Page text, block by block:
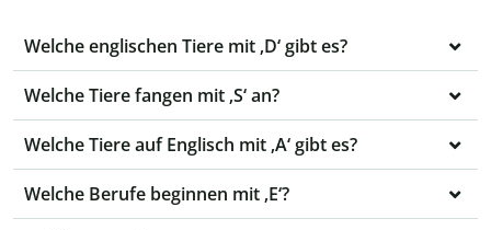
Welche englischen Tiere mit ‚D‘ gibt es?
Welche Tiere fangen mit ‚S‘ an?
Welche Tiere auf Englisch mit ‚A‘ gibt es?
Welche Berufe beginnen mit ‚E‘?